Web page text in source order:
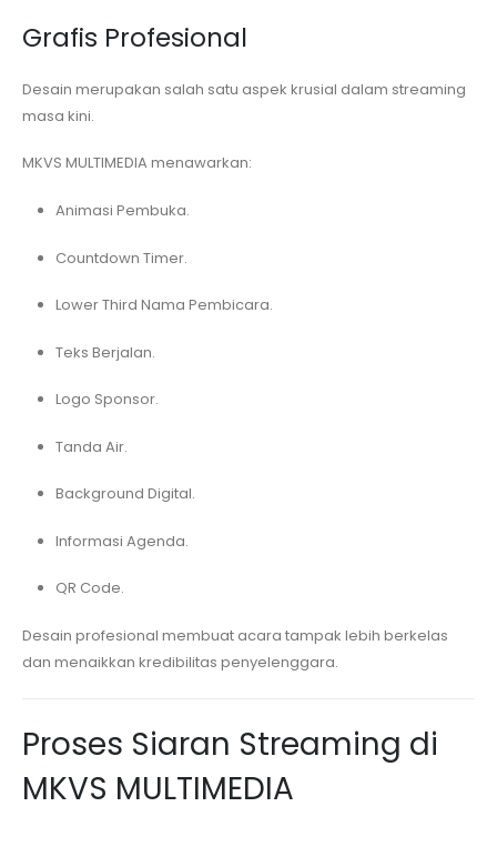
Grafis Profesional
Desain merupakan salah satu aspek krusial dalam streaming
masa kini.
MKVS MULTIMEDIA menawarkan:
Animasi Pembuka.
Countdown Timer.
Lower Third Nama Pembicara.
Teks Berjalan.
Logo Sponsor.
Tanda Air.
Background Digital.
Informasi Agenda.
QR Code.
Desain profesional membuat acara tampak lebih berkelas
dan menaikkan kredibilitas penyelenggara.
Proses Siaran Streaming di
MKVS MULTIMEDIA